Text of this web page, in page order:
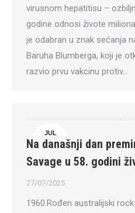
virusnom hepatitisu –
godine odnosi živote
je odabran u znak sećanja
Baruha Blumberga, koji je
razvio prvu vakcinu protiv…
JUL
27
Na današnji dan
Savage u 58. godini
27/07/2025
1960.Rođen australijski